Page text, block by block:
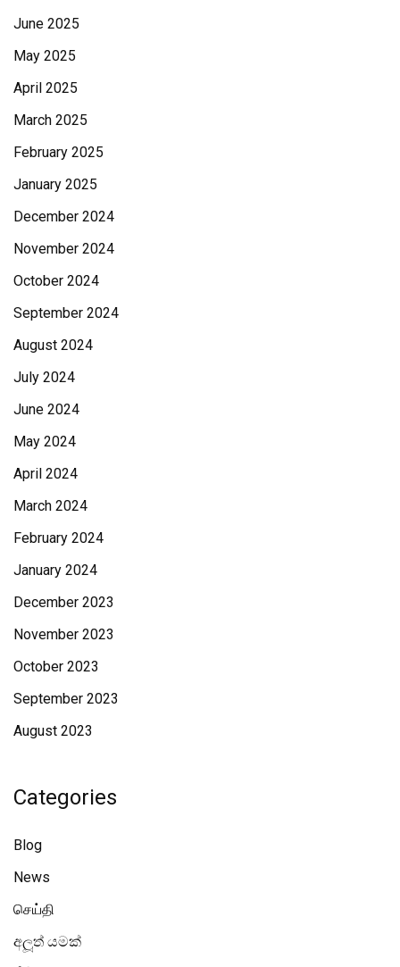
June 2025
May 2025
April 2025
March 2025
February 2025
January 2025
December 2024
November 2024
October 2024
September 2024
August 2024
July 2024
June 2024
May 2024
April 2024
March 2024
February 2024
January 2024
December 2023
November 2023
October 2023
September 2023
August 2023
Categories
Blog
News
செய்தி
අලූත් යමක්